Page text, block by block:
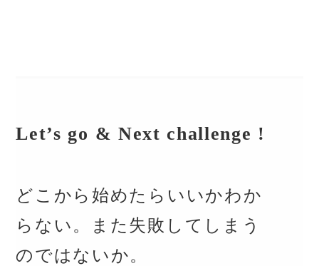
Let’s go & Next challenge !
どこから始めたらいいかわか
らない。また失敗してしまう
のではないか。